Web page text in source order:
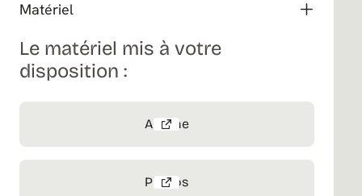
Matériel
Le matériel mis à votre
disposition :
Affiche
Photos